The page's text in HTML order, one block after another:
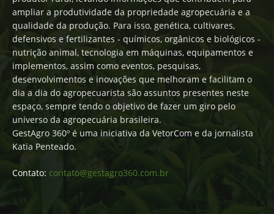
ampliar a produtividade da propriedade agropecuária e a
qualidade da produção. Para isso, genética, cultivares,
defensivos e fertilizantes - químicos, orgânicos e biológicos -
nutrição animal, tecnologia em máquinas, equipamentos e
implementos, assim como eventos, pesquisas,
desenvolvimentos e inovações que melhoram e facilitam o
dia a dia do agropecuarista são assuntos presentes neste
espaço, sempre tendo o objetivo de fazer um giro pelo
universo da agropecuária brasileira.
GestAgro 360º é uma iniciativa da VetorCom e da jornalista
Katia Penteado.
Contato: contato@gestagro360.com.br